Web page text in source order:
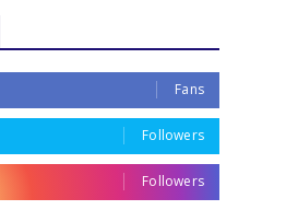
Fans
Followers
Followers